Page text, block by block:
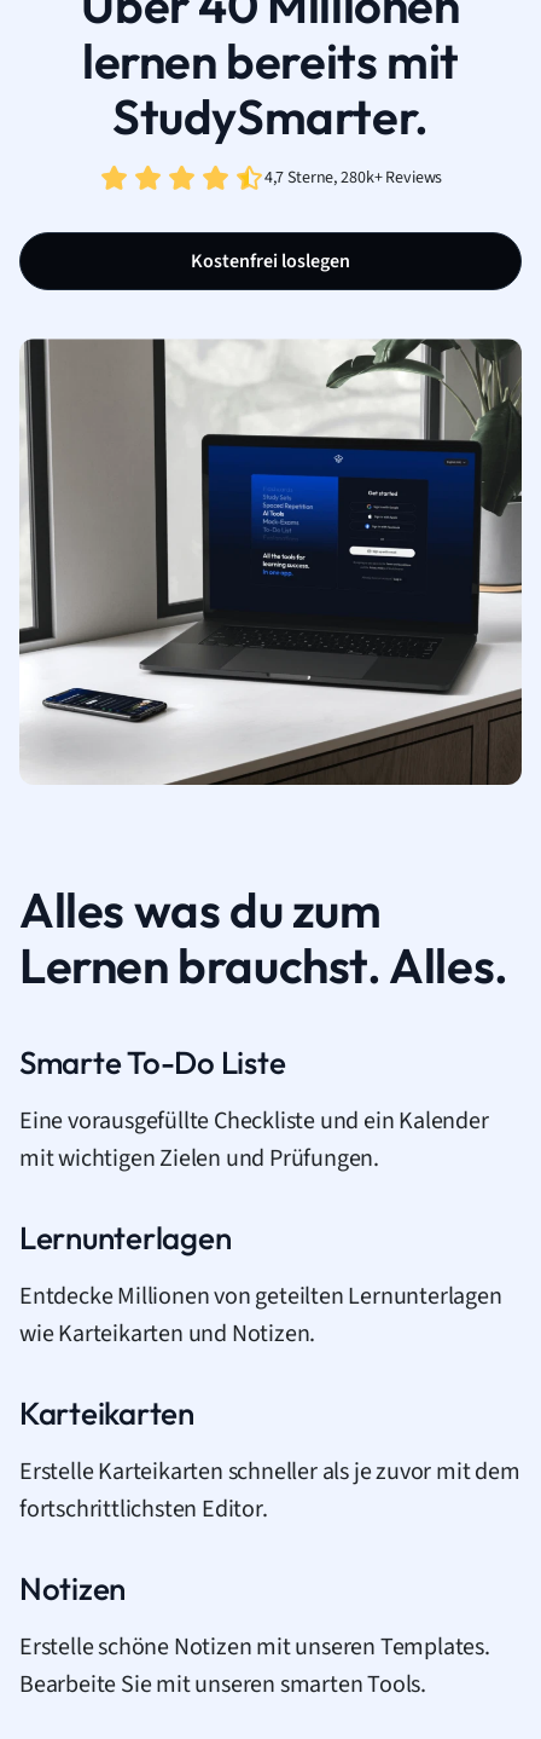
lernen bereits mit
StudySmarter.
4,7 Sterne, 280k+ Reviews
Kostenfrei loslegen
Alles was du zum
Lernen brauchst. Alles.
Smarte To-Do Liste
Eine vorausgefüllte Checkliste und ein Kalender
mit wichtigen Zielen und Prüfungen.
Lernunterlagen
Entdecke Millionen von geteilten Lernunterlagen
wie Karteikarten und Notizen.
Karteikarten
Erstelle Karteikarten schneller als je zuvor mit dem
fortschrittlichsten Editor.
Notizen
Erstelle schöne Notizen mit unseren Templates.
Bearbeite Sie mit unseren smarten Tools.